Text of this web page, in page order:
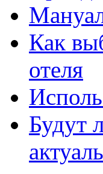
Как
отеля
Будут